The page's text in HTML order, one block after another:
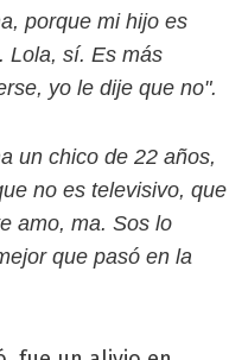
porque mi hijo es
Lola, sí. Es más
yo le dije que no".
un chico de 22 años,
no es televisivo, que
amo, ma. Sos lo
que pasó en la